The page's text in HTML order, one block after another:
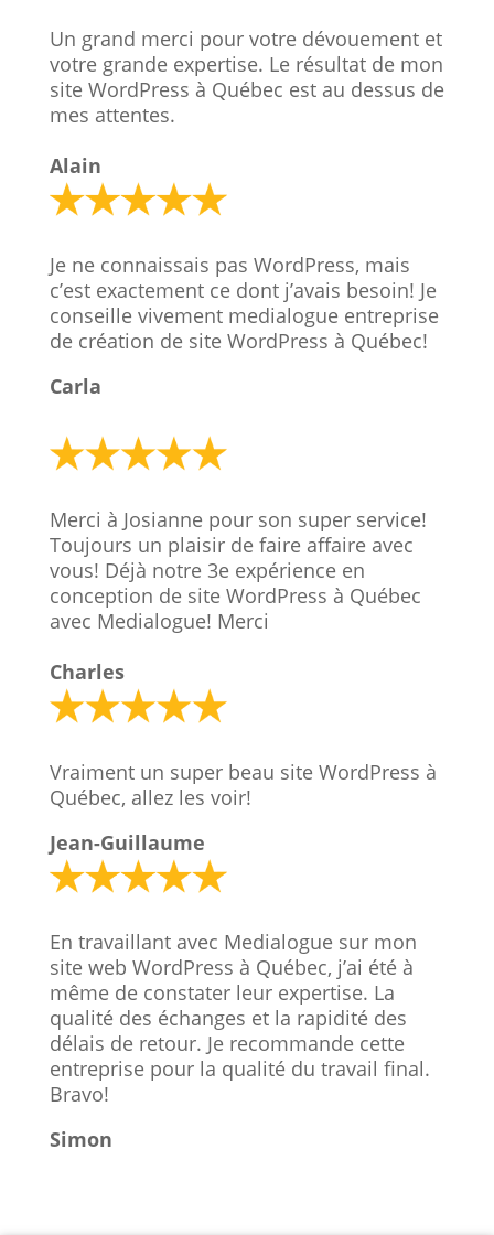
Un grand merci pour votre dévouement et
votre grande expertise. Le résultat de mon
site WordPress à Québec est au dessus de
mes attentes.
Alain
Je ne connaissais pas WordPress, mais
c’est exactement ce dont j’avais besoin! Je
conseille vivement medialogue entreprise
de création de site WordPress à Québec!
Carla
Merci à Josianne pour son super service!
Toujours un plaisir de faire affaire avec
vous! Déjà notre 3e expérience en
conception de site WordPress à Québec
avec Medialogue! Merci
Charles
Vraiment un super beau site WordPress à
Québec, allez les voir!
Jean-Guillaume
En travaillant avec Medialogue sur mon
site web WordPress à Québec, j’ai été à
même de constater leur expertise. La
qualité des échanges et la rapidité des
délais de retour. Je recommande cette
entreprise pour la qualité du travail final.
Bravo!
Simon